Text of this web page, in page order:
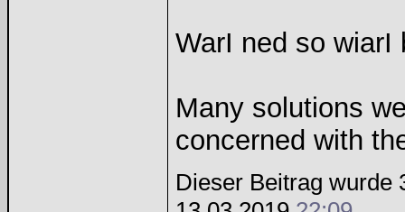
WarI ned so wiarI
Many solutions
concerned with
Dieser Beitrag wurde